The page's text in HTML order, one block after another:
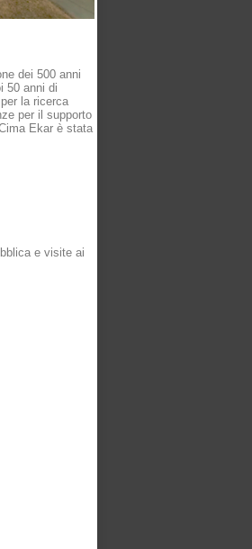
dei 500 anni
50 anni di
la ricerca
per il supporto
Ekar è stata
e visite ai